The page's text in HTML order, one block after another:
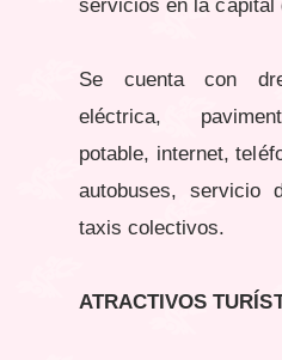
servicios en la capital
Se cuenta con
eléctrica,
potable, internet,
autobuses, servicio
taxis colectivos.
ATRACTIVOS